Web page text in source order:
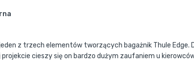
z trzech elementów tworzących bagażnik Thule Edge.
cieszy się on bardzo dużym zaufaniem u